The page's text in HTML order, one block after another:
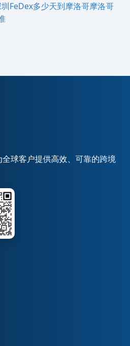
FeDex多少天到‌‌‌摩洛哥‌‌‌摩洛哥‌‌‌‌‌‌‌‌‌‌‌‌‌‌
球客户提供高效、可靠的跨境